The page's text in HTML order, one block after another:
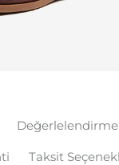
Taksit